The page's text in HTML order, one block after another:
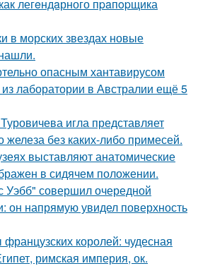
легeндaрного пpaпopщика
в морских звездах новые
опасным хантавирусом
лаборатории в Австралии ещё 5
игла представляет
железа без каких-либо примесей.
выставляют анатомические
в сидячем положении.
Уэбб" совершил очередной
он напрямую увидел поверхность
королей: чудесная
римская империя, ок.